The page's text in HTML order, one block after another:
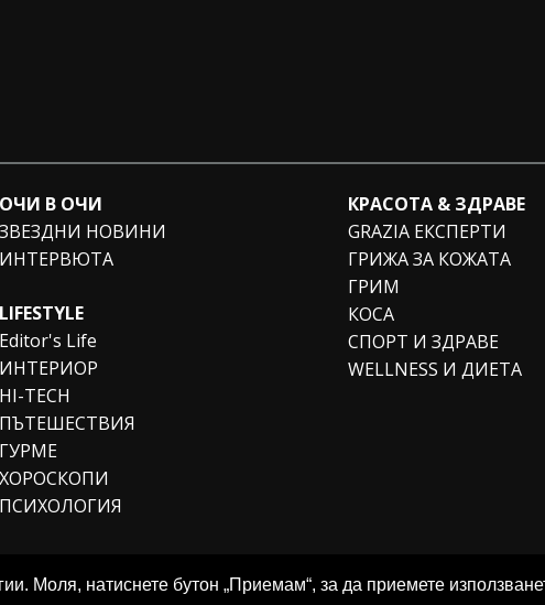
Моля, натиснете бутон „Приемам“, за да приемете
ОЧИ В ОЧИ
ЗВЕЗДНИ НОВИНИ
ИНТЕРВЮТА
LIFESTYLE
Editor's Life
ИНТЕРИОР
HI-TECH
ПЪТЕШЕСТВИЯ
ГУРМЕ
ХОРОСКОПИ
ПСИХОЛОГИЯ
КРАСОТА & ЗДРАВЕ
GRAZIA ЕКСПЕРТИ
ГРИЖА ЗА КОЖАТА
ГРИМ
КОСА
СПОРТ И ЗДРАВЕ
WELLNESS И ДИЕТА